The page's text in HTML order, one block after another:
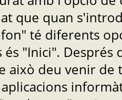
que quan
té diferents
és "Inici".
això deu venir de